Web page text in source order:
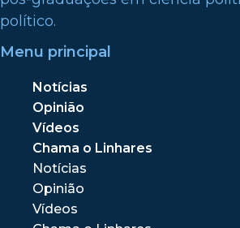
político.
Menu principal
Notícias
Opinião
Vídeos
Chama o Linhares
Notícias
Opinião
Vídeos